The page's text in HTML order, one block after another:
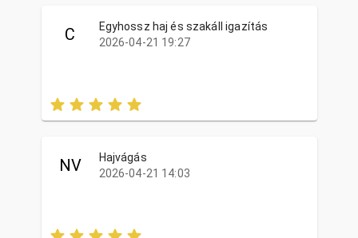
C
Egyhossz haj és szakáll igazítás
2026-04-21 19:27
NV
Hajvágás
2026-04-21 14:03